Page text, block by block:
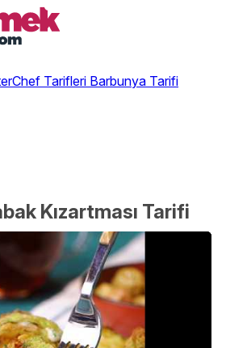
Tarifleri Barbunya Tarifi
Kızartması Tarifi